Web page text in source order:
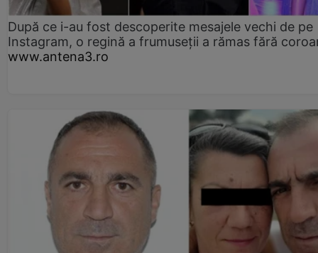
După ce i-au fost descoperite mesajele vechi de pe
Instagram, o regină a frumuseții a rămas fără
www.antena3.ro